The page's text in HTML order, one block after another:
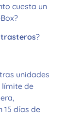
cuesta un
trasteros?
unidades
límite de
15 días de